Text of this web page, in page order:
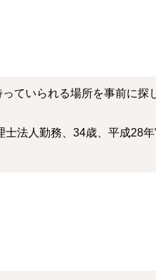
ていられる場所を事前に探
士法人勤務、34歳、平成28